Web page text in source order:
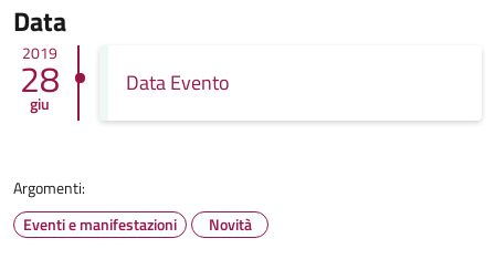
Data
2019
28
giu
Data Evento
Argomenti:
Eventi e manifestazioni
Novità